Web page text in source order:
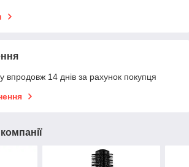
впродовж 14 днів за рахунок покупця